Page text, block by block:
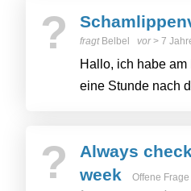
?
fragt Belbel vor> 7
Hallo, ich habe
eine Stunde nach
?
Always
week
Offene Frage